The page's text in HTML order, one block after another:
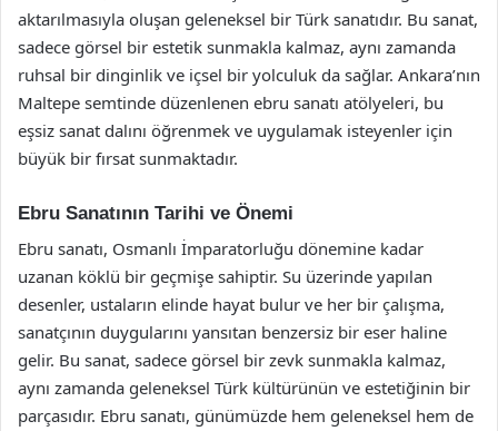
aktarılmasıyla oluşan geleneksel bir Türk sanatıdır. Bu sanat,
sadece görsel bir estetik sunmakla kalmaz, aynı zamanda
ruhsal bir dinginlik ve içsel bir yolculuk da sağlar. Ankara’nın
Maltepe semtinde düzenlenen ebru sanatı atölyeleri, bu
eşsiz sanat dalını öğrenmek ve uygulamak isteyenler için
büyük bir fırsat sunmaktadır.
Ebru Sanatının Tarihi ve Önemi
Ebru sanatı, Osmanlı İmparatorluğu dönemine kadar
uzanan köklü bir geçmişe sahiptir. Su üzerinde yapılan
desenler, ustaların elinde hayat bulur ve her bir çalışma,
sanatçının duygularını yansıtan benzersiz bir eser haline
gelir. Bu sanat, sadece görsel bir zevk sunmakla kalmaz,
aynı zamanda geleneksel Türk kültürünün ve estetiğinin bir
parçasıdır. Ebru sanatı, günümüzde hem geleneksel hem de